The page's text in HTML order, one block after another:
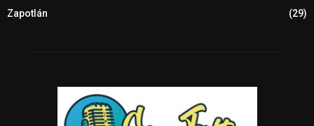
Zapotlán
(29)